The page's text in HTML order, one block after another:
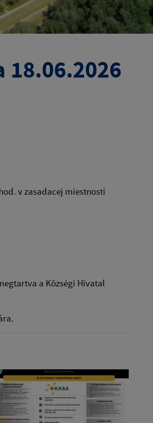
18.06.2026
v zasadacej miestnosti
a Közsègi Hivatal